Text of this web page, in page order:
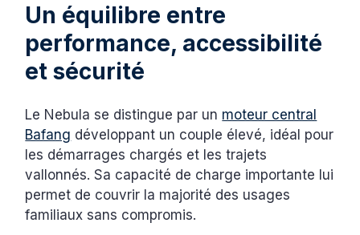
Un équilibre entre
performance, accessibilité
et sécurité
Le Nebula se distingue par un moteur central
Bafang développant un couple élevé, idéal pour
les démarrages chargés et les trajets
vallonnés. Sa capacité de charge importante lui
permet de couvrir la majorité des usages
familiaux sans compromis.